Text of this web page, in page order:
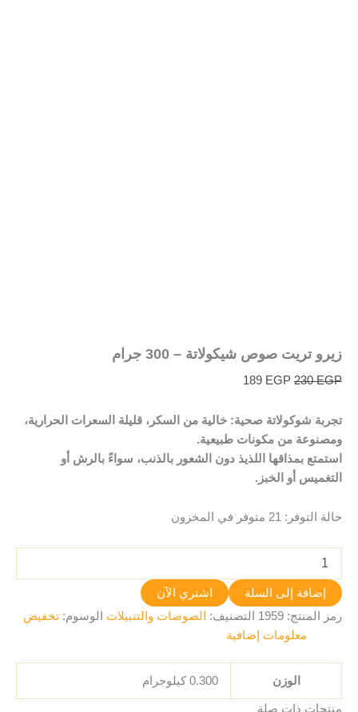
زيرو تريت صوص شيكولاتة – 300 جرام
230EGP
189 EGP
تجربة شوكولاتة صحية: خالية من السكر، قليلة السعرات الحرارية،
ومصنوعة من مكونات طبيعية.
استمتع بمذاقها اللذيذ دون الشعور بالذنب، سواءً بالرش أو
التغميس أو الخبز.
حالة التوفر: 21 متوفر في المخزون
إضافة إلى السلة
اشتري الآن
رمز المنتج: 1959 التصنيف: الصوصات والتتبيلات الوسوم: تخفيض
معلومات إضافية
الوزن 0.300 كيلوجرام
منتجات ذات صلة